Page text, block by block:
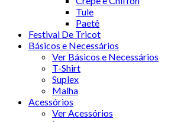
Tule
Paetê
Festival De Tricot
Básicos e Necessários
Ver Básicos e Necessários
T-Shirt
Suplex
Malha
Acessórios
Ver Acessórios